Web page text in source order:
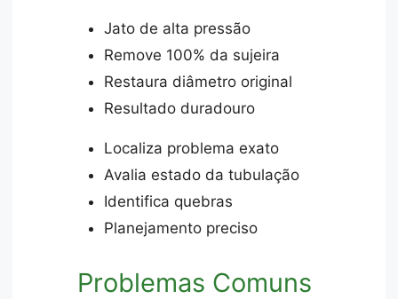
Jato de alta pressão
Remove 100% da sujeira
Restaura diâmetro original
Resultado duradouro
Localiza problema exato
Avalia estado da tubulação
Identifica quebras
Planejamento preciso
Problemas Comuns